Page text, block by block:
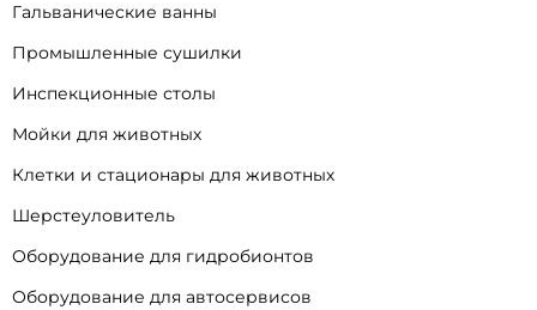
Гальванические ванны
Промышленные сушилки
Инспекционные столы
Мойки для животных
Клетки и стационары для животных
Шерстеуловитель
Оборудование для гидробионтов
Оборудование для автосервисов